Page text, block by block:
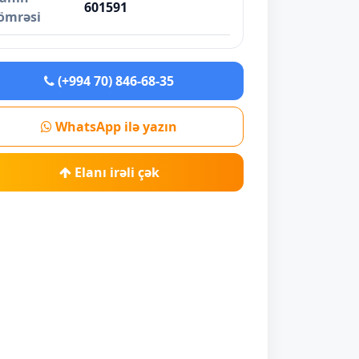
601591
(+994 70) 846-68-35
WhatsApp ilə yazın
Elanı irəli çək